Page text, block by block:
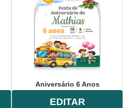
Aniversário 6 Anos
EDITAR